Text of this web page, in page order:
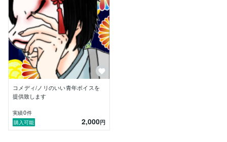
コメディ/ノリのいい青年ボイスを
提供致します
実績0件
購入可能
2,000円